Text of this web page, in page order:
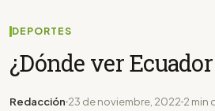
DEPORTES
¿Dónde ver
Redacción 23 de noviembre, 2022 2 min